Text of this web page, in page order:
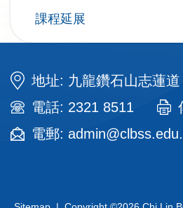
課程延展
地址: 九龍鑽石山志蓮
電話: 2321 8511
電郵: